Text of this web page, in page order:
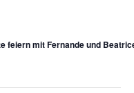
feiern mit Fernande und